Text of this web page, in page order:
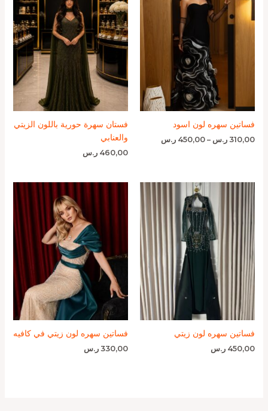
فساتين سهره لون اسود
310,00 ر.س –
450,00 ر.س
⁦310,00 ر.س⁩
فستان سهرة حورية باللون الزيتي
والعنابي
460,00 ر.س
فساتين سهره لون زيتي
450,00 ر.س
فساتين سهره لون زيتي في كافيه
330,00 ر.س